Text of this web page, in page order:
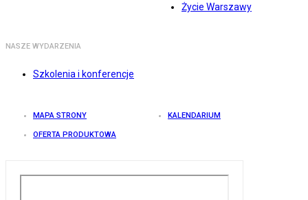
Życie Warszawy
NASZE WYDARZENIA
Szkolenia i konferencje
MAPA STRONY KALENDARIUM
OFERTA PRODUKTOWA